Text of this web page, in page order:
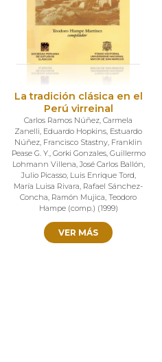
La tradición clásica en el
Perú virreinal
Carlos Ramos Núñez, Carmela
Zanelli, Eduardo Hopkins, Estuardo
Núñez, Francisco Stastny, Franklin
Pease G. Y., Gorki Gonzales, Guillermo
Lohmann Villena,José Carlos Ballón,
Julio Picasso, Luis Enrique Tord,
María Luisa Rivara, Rafael Sánchez-
Concha, Ramón Mujica, Teodoro
Hampe (comp.) (1999)
VER MÁS